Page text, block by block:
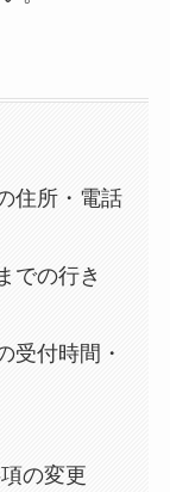
住所・電話
での行き
受付時間・
の変更